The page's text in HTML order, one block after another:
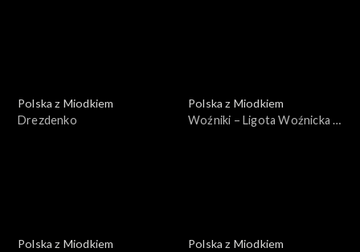
Polska z Miodkiem
Drezdenko
Polska z Miodkiem
Woźniki – Ligota Woźnicka –
Polska z Miodkiem
Polska z Miodkiem